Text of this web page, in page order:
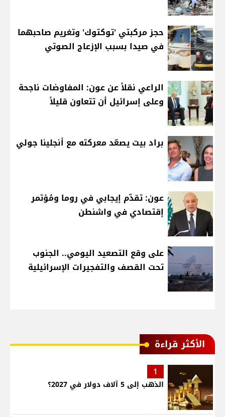
حجز مركبتي 'توكتوك' وتغريم صاحبهما
في صيدا بسبب الإزعاج الصوتي
الراعي نقلاً عن عون: المفاوضات ناجحة
وعلى إسرائيل أن تتعاون قليلاً
براد بيت يصعّد معركته مع أنجلينا جولي
عون: تقدّم إيجابي في روما ومُؤتمر
إقتصادي في واشنطن
على وقع التصعيد اليومي.. الجنوب
تحت القصف والتفجيرات الإسرائيلية
الأكثر قراءة
1
الذهب إلى 5 آلاف دولار في 2027؟